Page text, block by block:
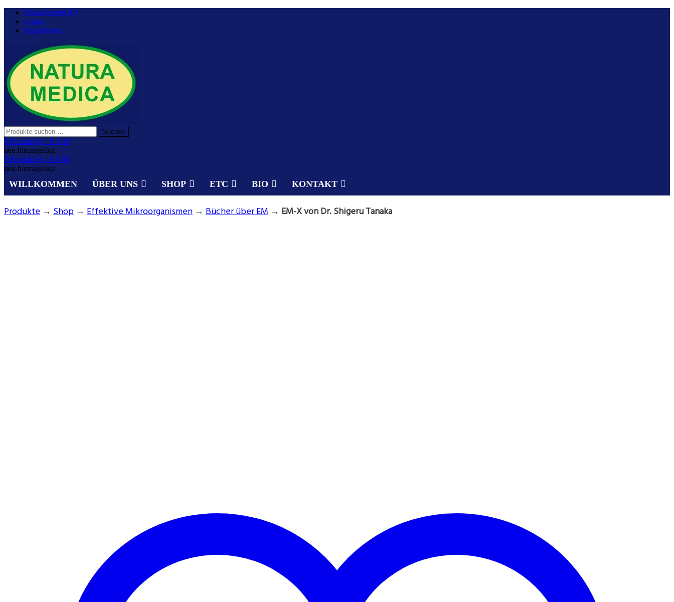
Zurück
zum
Inhalt
Wunschzettel (0)
Login
Registrieren
NATURA MEDICA
Gesundheit aus der Natur.
Suchen
nach:
Suchen
0 Produkt(e) - € 0,00
neu hinzugefügt
0 Produkt(e) - € 0,00
neu hinzugefügt
WILLKOMMEN ÜBER UNS SHOP ETC BIO KONTAKT
Produkte → Shop → Effektive Mikroorganismen → Bücher über EM → EM-X von Dr. Shigeru Tanaka